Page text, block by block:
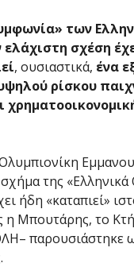
των
σχέση
, ουσιαστικά, ένα
ρίσκου
της «Ελληνικά
ήδη «καταπιεί»
η Μπουτάρης, το
παρουσιάστηκε